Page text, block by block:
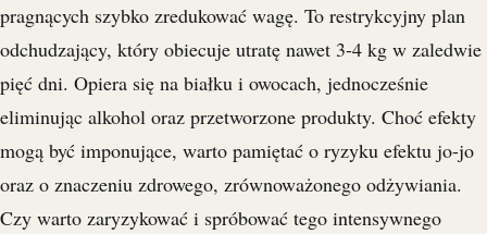
pragnących szybko zredukować wagę. To restrykcyjny plan
odchudzający, który obiecuje utratę nawet 3-4 kg w zaledwie
pięć dni. Opiera się na białku i owocach, jednocześnie
eliminując alkohol oraz przetworzone produkty. Choć efekty
mogą być imponujące, warto pamiętać o ryzyku efektu jo-jo
oraz o znaczeniu zdrowego, zrównoważonego odżywiania.
Czy warto zaryzykować i spróbować tego intensywnego